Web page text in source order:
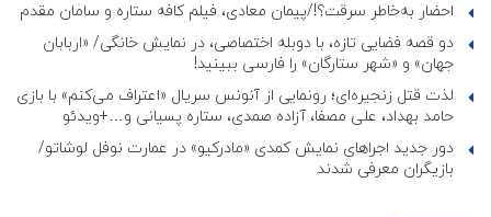
احضار به‌خاطر سرقت؟!/پیمان معادی، فیلم کافه ستاره و سامان مقدم
دو قصه فضایی تازه، با دوبله اختصاصی، در نمایش خانگی/ «اربابان
جهان» و «شهر ستارگان» را فارسی ببینید!
لذت قتل زنجیره‌ای؛ رونمایی از آنونس سریال «اعتراف می‌کنم» با بازی
حامد بهداد، علی مصفا، آزاده صمدی، ستاره پسیانی و…+ویدئو
دور جدید اجراهای نمایش کمدی «مادرکیو» در عمارت نوفل لوشاتو/
بازیگران معرفی شدند